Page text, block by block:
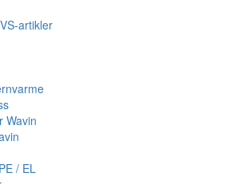
artikler
Wavin
/ EL